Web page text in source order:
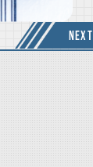
NEXT